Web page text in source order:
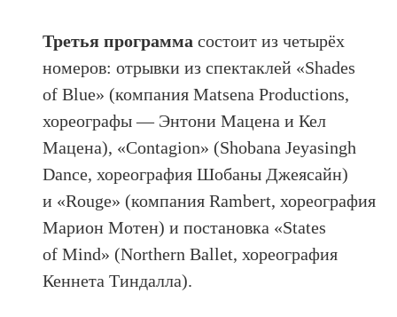
Третья программа состоит из четырёх
номеров: отрывки из спектаклей «Shades
of Blue» (компания Matsena Productions,
хореографы — Энтони Мацена и Кел
Мацена), «Contagion» (Shobana Jeyasingh
Dance, хореография Шобаны Джеясайн)
и «Rouge» (компания Rambert, хореография
Марион Мотен) и постановка «States
of Mind» (Northern Ballet, хореография
Кеннета Тиндалла).